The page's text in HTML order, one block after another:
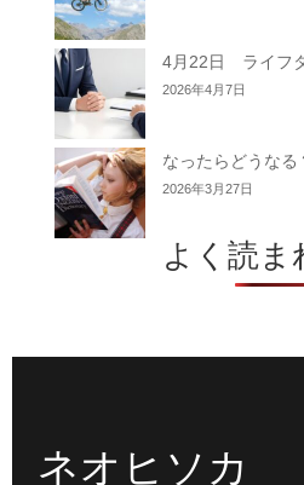
4月22日 ライフ
2026年4月7日
なったらどうなる
2026年3月27日
よく読ま
ネオヒソカ